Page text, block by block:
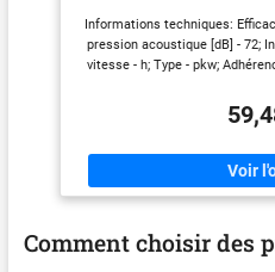
Informations techniques:
pression acoustique [dB] - 72;
vitesse - h; Type - pkw;
Type - R; Dimensions du pneu -
sol mouillé - C; Niveau
Tailles de pneus - 215-60-17;
M+S - Oui Vérification rapide
ouvrable : vous n'êtes pas
d'identification de votre
Comment choisir des